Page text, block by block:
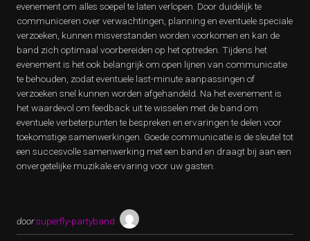
evenement om alles soepel te laten verlopen. Door duidelijk te
communiceren over verwachtingen, planning en eventuele speciale
verzoeken, kunnen misverstanden worden voorkomen en kan de
band zich optimaal voorbereiden op het optreden. Tijdens het
evenement is het ook belangrijk om open lijnen van communicatie
te behouden, zodat eventuele last-minute aanpassingen of
verzoeken snel kunnen worden afgehandeld. Na het evenement is
het waardevol om feedback uit te wisselen met de band om
eventuele verbeterpunten te bespreken en ervaringen te delen voor
toekomstige samenwerkingen. Goede communicatie is de sleutel tot
een succesvolle samenwerking met een band en draagt bij aan een
onvergetelijke muzikale ervaring voor uw gasten.
doorsuperfly-partyband